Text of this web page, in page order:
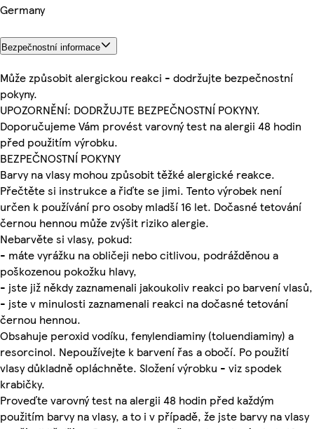
Germany
Bezpečnostní informace
Může způsobit alergickou reakci - dodržujte bezpečnostní
pokyny.
UPOZORNĚNÍ: DODRŽUJTE BEZPEČNOSTNÍ POKYNY.
Doporučujeme Vám provést varovný test na alergii 48 hodin
před použitím výrobku.
BEZPEČNOSTNÍ POKYNY
Barvy na vlasy mohou způsobit těžké alergické reakce.
Přečtěte si instrukce a řiďte se jimi. Tento výrobek není
určen k používání pro osoby mladší 16 let. Dočasné tetování
černou hennou může zvýšit riziko alergie.
Nebarvěte si vlasy, pokud:
- máte vyrážku na obličeji nebo citlivou, podrážděnou a
poškozenou pokožku hlavy,
- jste již někdy zaznamenali jakoukoliv reakci po barvení vlasů,
- jste v minulosti zaznamenali reakci na dočasné tetování
černou hennou.
Obsahuje peroxid vodíku, fenylendiaminy (toluendiaminy) a
resorcinol. Nepoužívejte k barvení řas a obočí. Po použití
vlasy důkladně opláchněte. Složení výrobku - viz spodek
krabičky.
Proveďte varovný test na alergii 48 hodin před každým
použitím barvy na vlasy, a to i v případě, že jste barvy na vlasy